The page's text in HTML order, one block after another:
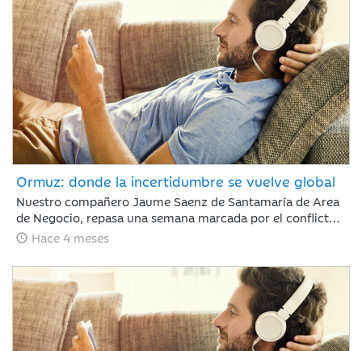
Ormuz: donde la incertidumbre se vuelve global
Nuestro compañero Jaume Saenz de Santamaría de Area
de Negocio, repasa una semana marcada por el conflicto,
Irán ha permitido que algunos cargueros de crudo con
estrecho de Ormuz, aunque mantiene sus ataques con
drones a objetivos energéticos.
Hace 4 meses